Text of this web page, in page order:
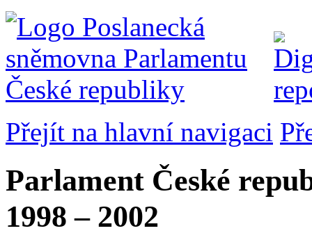
Přejít na hlavní navigaci
Parlament České
1998 – 2002